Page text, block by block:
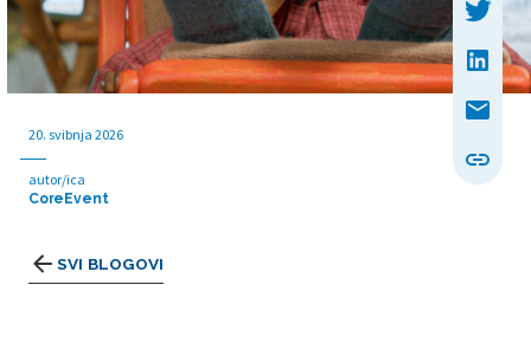
SVI BLOGOVI
20. svibnja 2026
autor/ica
CoreEvent